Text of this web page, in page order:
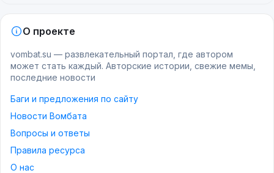
О проекте
vombat.su — развлекательный портал, где автором
может стать каждый. Авторские истории, свежие мемы,
последние новости
Баги и предложения по сайту
Новости Вомбата
Вопросы и ответы
Правила ресурса
О нас